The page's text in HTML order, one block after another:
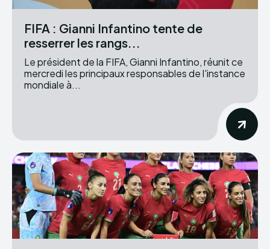
FIFA : Gianni Infantino tente de
resserrer les rangs...
Le président de la FIFA, Gianni Infantino, réunit ce
mercredi les principaux responsables de l'instance
mondiale à...